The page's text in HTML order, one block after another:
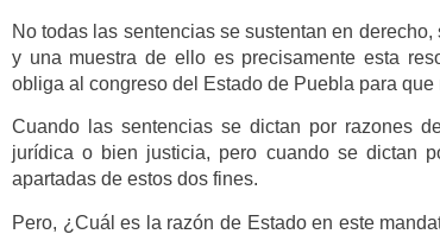
No todas las sentencias se sustentan en
y una muestra de ello es precisamente esta
obliga al congreso del Estado de Puebla para
Cuando las sentencias se dictan por razones
jurídica o bien justicia, pero cuando se dictan
apartadas de estos dos fines.
Pero, ¿Cuál es la razón de Estado en este